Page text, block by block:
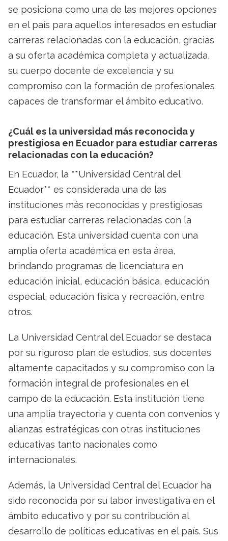
se posiciona como una de las mejores opciones
en el país para aquellos interesados en estudiar
carreras relacionadas con la educación, gracias
a su oferta académica completa y actualizada,
su cuerpo docente de excelencia y su
compromiso con la formación de profesionales
capaces de transformar el ámbito educativo.
¿Cuál es la universidad más reconocida y
prestigiosa en Ecuador para estudiar carreras
relacionadas con la educación?
En Ecuador, la **Universidad Central del
Ecuador** es considerada una de las
instituciones más reconocidas y prestigiosas
para estudiar carreras relacionadas con la
educación. Esta universidad cuenta con una
amplia oferta académica en esta área,
brindando programas de licenciatura en
educación inicial, educación básica, educación
especial, educación física y recreación, entre
otros.
La Universidad Central del Ecuador se destaca
por su riguroso plan de estudios, sus docentes
altamente capacitados y su compromiso con la
formación integral de profesionales en el
campo de la educación. Esta institución tiene
una amplia trayectoria y cuenta con convenios y
alianzas estratégicas con otras instituciones
educativas tanto nacionales como
internacionales.
Además, la Universidad Central del Ecuador ha
sido reconocida por su labor investigativa en el
ámbito educativo y por su contribución al
desarrollo de políticas educativas en el país. Sus